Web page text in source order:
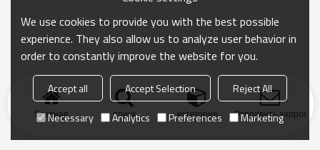
Главная поиск категория Отправить запрос
We use cookies to provide you with the best possible
experience. They also allow us to analyze user behavior in
order to constantly improve the website for you.
Accept all Accept Selection
Reject All
Necessary
Analytics Preferences Marketing